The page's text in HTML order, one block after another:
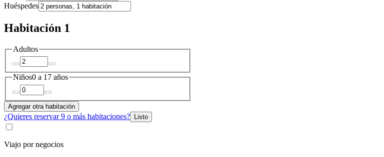
Huéspedes
Habitación 1
Adultos
Niños0 a 17 años
Agregar otra habitación
¿Quieres reservar 9 o más habitaciones? Listo
Viajo por negocios